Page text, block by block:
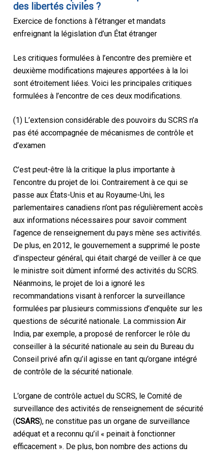
des libertés civiles ?
Exercice de fonctions à l’étranger et mandats
enfreignant la législation d’un État étranger
Les critiques formulées à l’encontre des première et
deuxième modifications majeures apportées à la loi
sont étroitement liées. Voici les principales critiques
formulées à l’encontre de ces deux modifications.
(1) L’extension considérable des pouvoirs du SCRS n’a
pas été accompagnée de mécanismes de contrôle et
d’examen
C’est peut-être là la critique la plus importante à
l’encontre du projet de loi. Contrairement à ce qui se
passe aux États-Unis et au Royaume-Uni, les
parlementaires canadiens n’ont pas régulièrement accès
aux informations nécessaires pour savoir comment
l’agence de renseignement du pays mène ses activités.
De plus, en 2012, le gouvernement a supprimé le poste
d’inspecteur général, qui était chargé de veiller à ce que
le ministre soit dûment informé des activités du SCRS.
Néanmoins, le projet de loi a ignoré les
recommandations visant à renforcer la surveillance
formulées par plusieurs commissions d’enquête sur les
questions de sécurité nationale. La commission Air
India, par exemple, a proposé de renforcer le rôle du
conseiller à la sécurité nationale au sein du Bureau du
Conseil privé afin qu’il agisse en tant qu’organe intégré
de contrôle de la sécurité nationale.
L’organe de contrôle actuel du SCRS, le Comité de
surveillance des activités de renseignement de sécurité
(CSARS), ne constitue pas un organe de surveillance
adéquat et a reconnu qu’il « peinait à fonctionner
efficacement ». De plus, bon nombre des actions du